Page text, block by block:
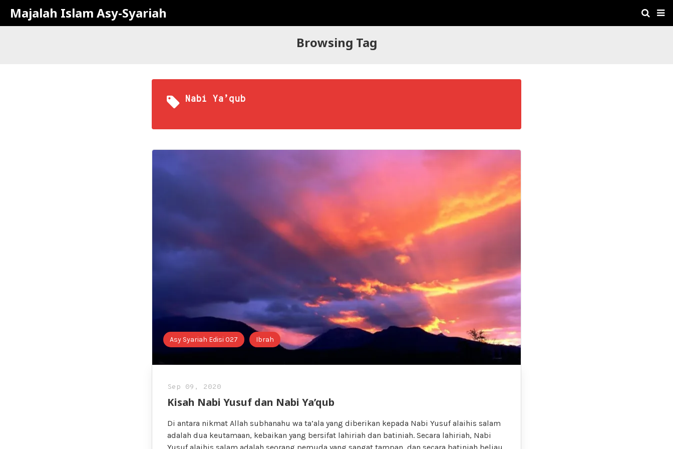
Majalah Islam Asy-Syariah
Browsing Tag
Nabi Ya’qub
Asy Syariah Edisi 027 Ibrah
Sep 09, 2020
Kisah Nabi Yusuf dan Nabi Ya’qub
Di antara nikmat Allah subhanahu wa ta’ala yang diberikan kepada Nabi Yusuf alaihis salam
adalah dua keutamaan, kebaikan yang bersifat lahiriah dan batiniah. Secara lahiriah, Nabi